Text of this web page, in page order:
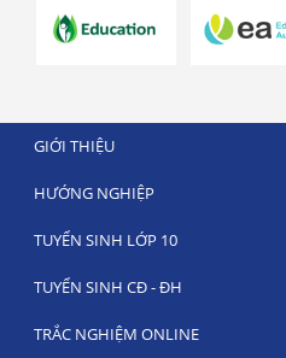
GIỚI THIỆU
HƯỚNG NGHIỆP
TUYỂN SINH LỚP 10
TUYỂN SINH CĐ - ĐH
TRẮC NGHIỆM ONLINE